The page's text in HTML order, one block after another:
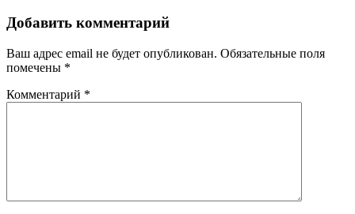
Добавить комментарий
Ваш адрес email не будет опубликован. Обязательные поля
помечены *
Комментарий *